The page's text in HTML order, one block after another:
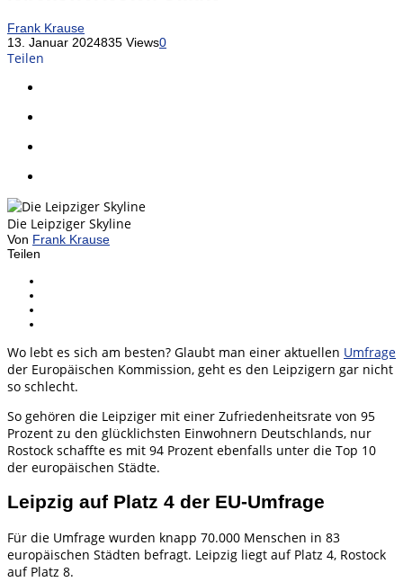
Frank Krause
13. Januar 2024835 Views0
Teilen
Die Leipziger Skyline
Von Frank Krause
Teilen
Wo lebt es sich am besten? Glaubt man einer aktuellen Umfrage
der Europäischen Kommission, geht es den Leipzigern gar nicht
so schlecht.
So gehören die Leipziger mit einer Zufriedenheitsrate von 95
Prozent zu den glücklichsten Einwohnern Deutschlands, nur
Rostock schaffte es mit 94 Prozent ebenfalls unter die Top 10
der europäischen Städte.
Leipzig auf Platz 4 der EU-Umfrage
Für die Umfrage wurden knapp 70.000 Menschen in 83
europäischen Städten befragt. Leipzig liegt auf Platz 4, Rostock
auf Platz 8.